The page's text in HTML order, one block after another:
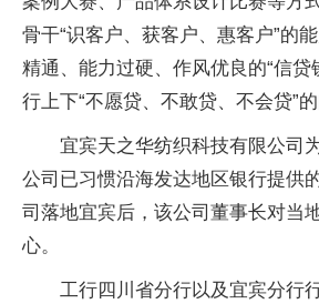
骨干“识客户、获客户、惠客户”的
精通、能力过硬、作风优良的“信贷
行上下“不愿贷、不敢贷、不会贷”的
宜宾天之华纺织科技有限公司
公司已习惯沿海发达地区银行提供
司落地宜宾后，该公司董事长对当
心。
工行四川省分行以及宜宾分行